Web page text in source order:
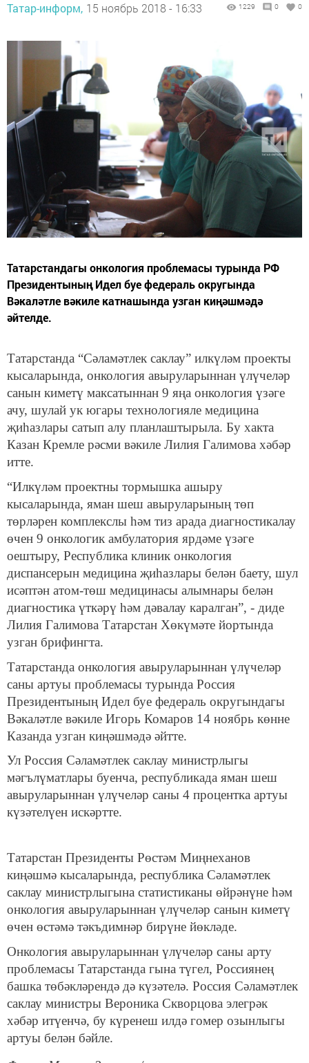
Татар-информ, 15 ноябрь 2018 - 16:33 1229 0 0
Татарстандагы онкология проблемасы турында РФ
Президентының Идел буе федераль округында
Вәкаләтле вәкиле катнашында узган киңәшмәдә
әйтелде.
Татарстанда “Сәламәтлек саклау” илкүләм проекты
кысаларында, онкология авыруларыннан үлүчеләр
санын киметү максатыннан 9 яңа онкология үзәге
ачу, шулай ук югары технологияле медицина
җиһазлары сатып алу планлаштырыла. Бу хакта
Казан Кремле рәсми вәкиле Лилия Галимова хәбәр
итте.
“Илкүләм проектны тормышка ашыру
кысаларында, яман шеш авыруларының төп
төрләрен комплекслы һәм тиз арада диагностикалау
өчен 9 онкологик амбулатория ярдәме үзәге
оештыру, Республика клиник онкология
диспансерын медицина җиһазлары белән баету, шул
исәптән атом-төш медицинасы алымнары белән
диагностика үткәрү һәм дәвалау каралган”, - диде
Лилия Галимова Татарстан Хөкүмәте йортында
узган брифингта.
Татарстанда онкология авыруларыннан үлүчеләр
саны артуы проблемасы турында Россия
Президентының Идел буе федераль округындагы
Вәкаләтле вәкиле Игорь Комаров 14 ноябрь көнне
Казанда узган киңәшмәдә әйтте.
Ул Россия Сәламәтлек саклау министрлыгы
мәгълүматлары буенча, республикада яман шеш
авыруларыннан үлүчеләр саны 4 процентка артуы
күзәтелүен искәртте.
Татарстан Президенты Рөстәм Миңнеханов
киңәшмә кысаларында, республика Сәламәтлек
саклау министрлыгына статистиканы өйрәнүне һәм
онкология авыруларыннан үлүчеләр санын киметү
өчен өстәмә тәкъдимнәр бирүне йөкләде.
Онкология авыруларыннан үлүчеләр саны арту
проблемасы Татарстанда гына түгел, Россиянең
башка төбәкләрендә дә күзәтелә. Россия Сәламәтлек
саклау министры Вероника Скворцова элегрәк
хәбәр итүенчә, бу күренеш илдә гомер озынлыгы
артуы белән бәйле.